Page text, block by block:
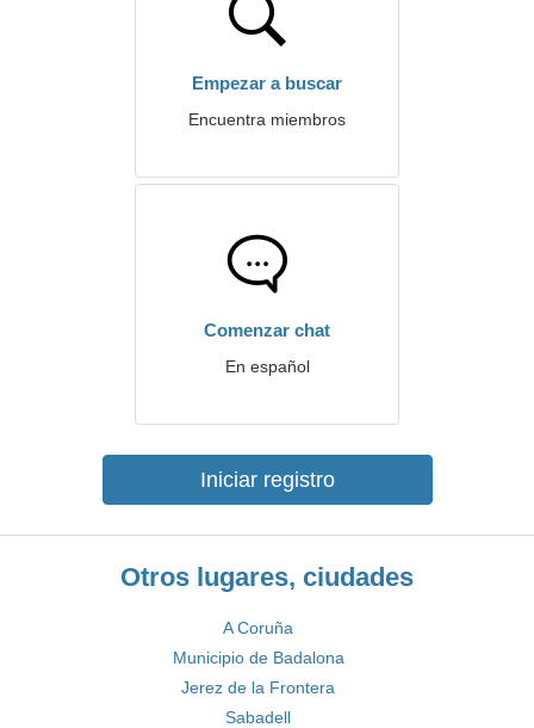
Empezar a buscar
Encuentra miembros
Comenzar chat
En español
Iniciar registro
Otros lugares, ciudades
A Coruña
Municipio de Badalona
Jerez de la Frontera
Sabadell